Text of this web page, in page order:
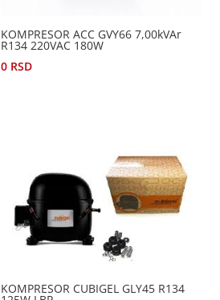
KOMPRESOR ACC GVY66 7,00kVAr
R134 220VAC 180W
0 RSD
KOMPRESOR CUBIGEL GLY45 R134